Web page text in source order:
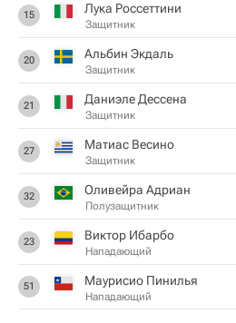
15 Лука Россеттини
Защитник
20 Альбин Экдаль
Защитник
21 Даниэле Дессена
Защитник
27 Матиас Весино
Защитник
32 Оливейра Адриан
Полузащитник
23 Виктор Ибарбо
Нападающий
51 Маурисио Пинилья
Нападающий